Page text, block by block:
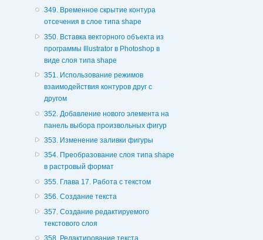
349. Временное скрытие контура
отсечения в слое типа shape
350. Вставка векторного объекта из
программы Illustrator в Photoshop в
виде слоя типа shape
351. Использование режимов
взаимодействия контуров друг с
другом
352. Добавление нового элемента на
панель выбора произвольных фигур
353. Изменение заливки фигуры
354. Преобразование слоя типа shape
в растровый формат
355. Глава 17. Работа с текстом
356. Создание текста
357. Создание редактируемого
текстового слоя
358. Редактирование текста